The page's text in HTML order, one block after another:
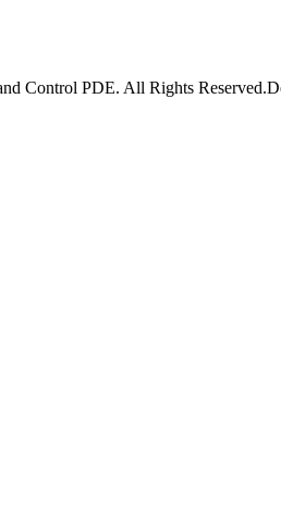
Control PDE. All Rights Reserved.